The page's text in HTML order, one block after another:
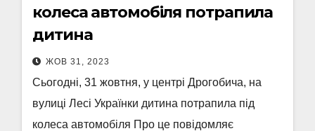
колеса автомобіля потрапила
дитина
ЖОВ 31, 2023
Сьогодні, 31 жовтня, у центрі Дрогобича, на
вулиці Лесі Українки дитина потрапила під
колеса автомобіля Про це повідомляє